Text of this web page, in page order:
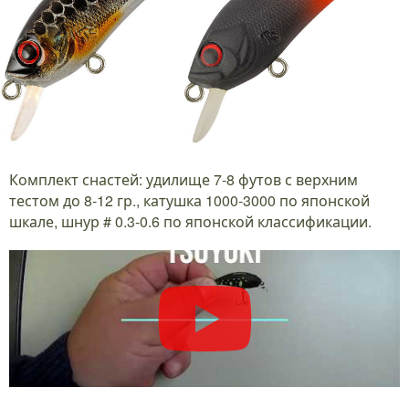
Комплект снастей: удилище 7-8 футов с верхним
тестом до 8-12 гр., катушка 1000-3000 по японской
шкале, шнур # 0.3-0.6 по японской классификации.